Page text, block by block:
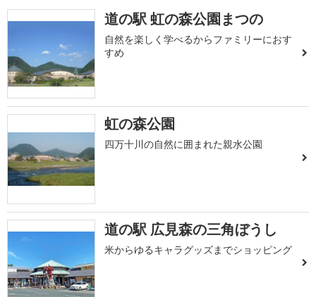
道の駅 虹の森公園まつの
自然を楽しく学べるからファミリーにおす
すめ
虹の森公園
四万十川の自然に囲まれた親水公園
道の駅 広見森の三角ぼうし
米からゆるキャラグッズまでショッピング